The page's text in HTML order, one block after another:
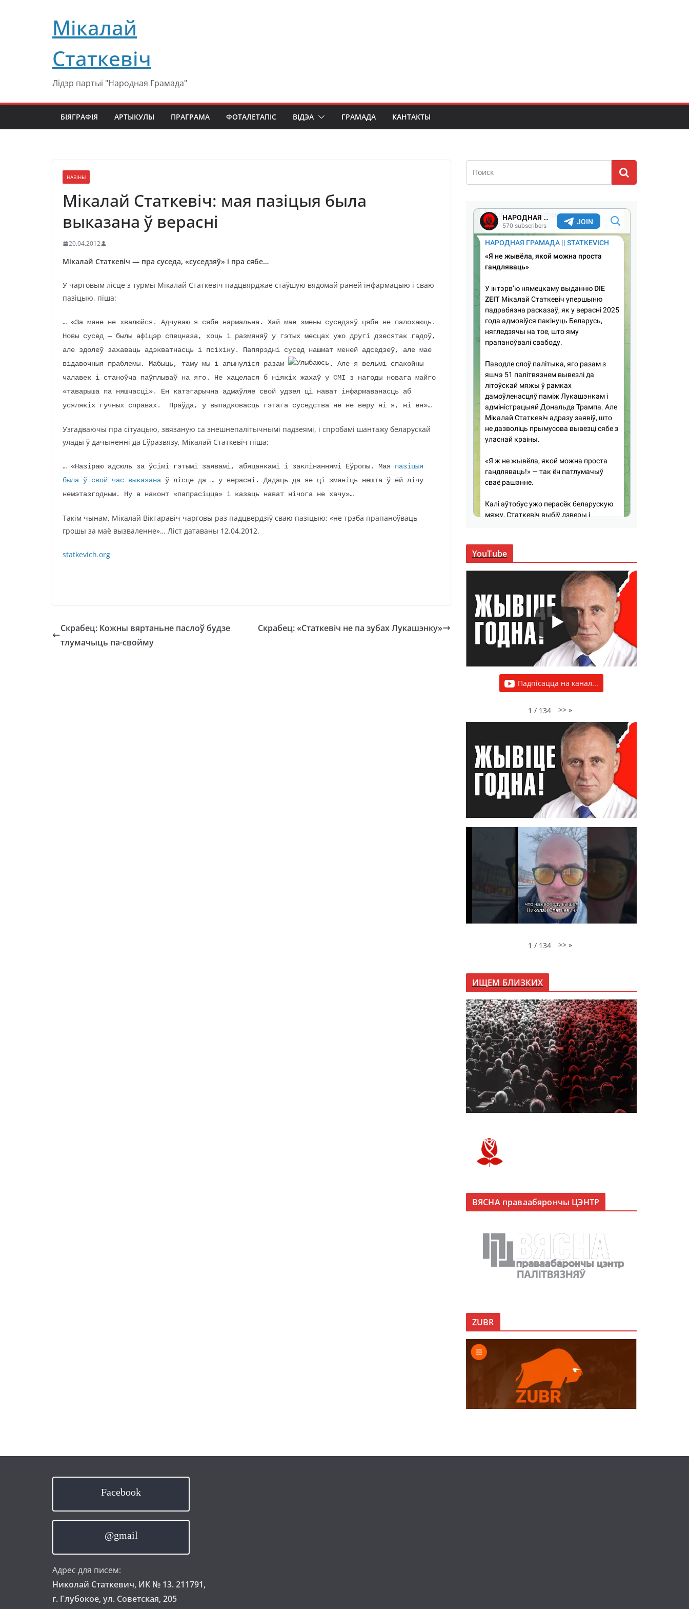
содержимомуМікалай
Статкевіч
Лідэр партыі "Народная Грамада"
БІЯГРАФІЯ АРТЫКУЛЫ ПРАГРАМА ФОТАЛЕТАПІС ВІДЭА ГРАМАДА КАНТАКТЫ
НАВІНЫ
Мікалай Статкевіч: мая пазіцыя была
выказана ў верасні
20.04.2012
Мікалай Статкевіч — пра суседа, «суседзяў» і пра сябе…
У чарговым лісце з турмы Мікалай Статкевіч падцвярджае стаўшую вядомай раней інфармацыю і сваю
пазіцыю, піша:
… «За мяне не хвалюйся. Адчуваю я сябе нармальна. Хай мае змены суседзяў цябе не палохаюць.
Новы сусед — былы афіцэр спецназа, хоць і размяняў у гэтых месцах ужо другі дзесятак гадоў,
але здолеў захаваць адэкватнасць і псіхіку. Папярэдні сусед нашмат меней адседзеў, але мае
відавочныя праблемы. Мабыць, таму мы і апынуліся разам
. Але я вельмі спакойны
чалавек і станоўча паўплываў на яго. Не хацелася б ніякіх жахаў у СМІ з нагоды новага майго
«таварыша па няшчасці». Ён катэгарычна адмаўляе свой удзел ці нават інфармаванасць аб
усялякіх гучных справах. Праўда, у выпадковасць гэтага суседства не не веру ні я, ні ён»…
Узгадваючы пра сітуацыю, звязаную са знешнепалітычнымі падзеямі, і спробамі шантажу беларускай
улады ў дачыненні да Еўразвязу, Мікалай Статкевіч піша:
… «Назіраю адсюль за ўсімі гэтымі заявамі, абяцанкамі і заклінаннямі Еўропы. Мая пазіцыя
была ў свой час выказана ў лісце да … у верасні. Дадаць да яе ці змяніць нешта ў ёй лічу
немэтазгодным. Ну а наконт «папрасіцца» і казаць нават нічога не хачу»…
Такім чынам, Мікалай Віктаравіч чарговы раз падцвердзіў сваю пазіцыю: «не трэба прапаноўваць
грошы за маё вызваленне»… Ліст датаваны 12.04.2012.
statkevich.org
Скрабец: Кожны вяртаньне паслоў будзе
тлумачыць па-свойму
Скрабец: «Статкевіч не па зубах Лукашэнку»
YouTube
Падпісацца на канал...
1 / 134 >> »
1 / 134 >> »
ИЩЕМ БЛИЗКИХ
ВЯСНА праваабярончы ЦЭНТР
ZUBR
Facebook
@gmail
Адрес для писем:
Николай Статкевич, ИК № 13. 211791,
г. Глубокое, ул. Советская, 205